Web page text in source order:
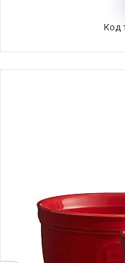
Код